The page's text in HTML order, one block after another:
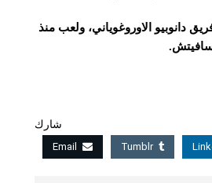
22 عماً انضم لفريق أتليتكو مدريد في 2013 قادما من فريق دانوبيو الاوروغوياني، ولعب منذ
شارك
Tumblr
Email